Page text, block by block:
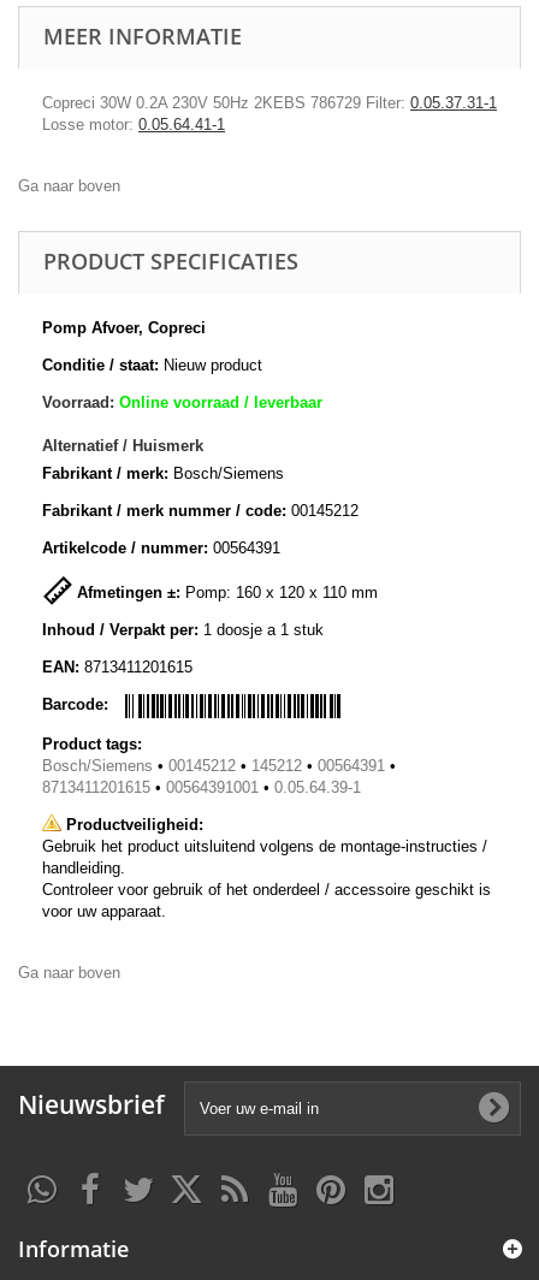
MEER INFORMATIE
Copreci 30W 0.2A 230V 50Hz 2KEBS 786729 Filter: 0.05.37.31-1
Losse motor: 0.05.64.41-1
Ga naar boven
PRODUCT SPECIFICATIES
Pomp Afvoer, Copreci
Conditie / staat: Nieuw product
Voorraad: Online voorraad / leverbaar
Alternatief / Huismerk
Fabrikant / merk: Bosch/Siemens
Fabrikant / merk nummer / code: 00145212
Artikelcode / nummer: 00564391
Afmetingen ±: Pomp: 160 x 120 x 110 mm
Inhoud / Verpakt per: 1 doosje a 1 stuk
EAN: 8713411201615
Barcode:
Product tags:
Bosch/Siemens • 00145212 • 145212 • 00564391 •
8713411201615 • 00564391001 • 0.05.64.39-1
Productveiligheid:
Gebruik het product uitsluitend volgens de montage-instructies /
handleiding.
Controleer voor gebruik of het onderdeel / accessoire geschikt is
voor uw apparaat.
Ga naar boven
Nieuwsbrief
Informatie